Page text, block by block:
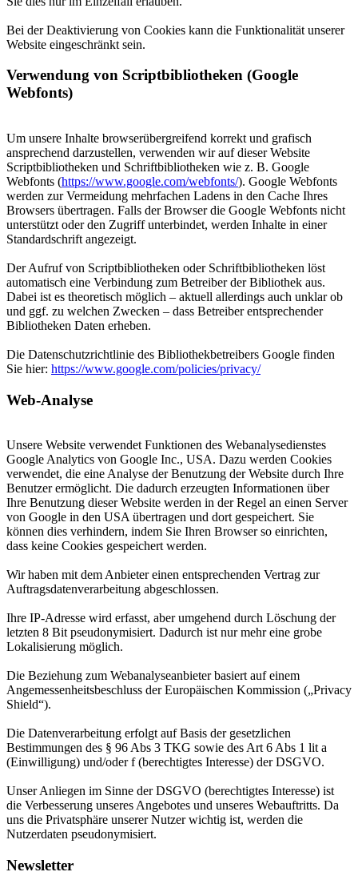
Bei der Deaktivierung von Cookies kann die Funktionalität unserer
Website eingeschränkt sein.
Verwendung von Scriptbibliotheken (Google
Webfonts)
Um unsere Inhalte browserübergreifend korrekt und grafisch
ansprechend darzustellen, verwenden wir auf dieser Website
Scriptbibliotheken und Schriftbibliotheken wie z. B. Google
Webfonts (https://www.google.com/webfonts/). Google Webfonts
werden zur Vermeidung mehrfachen Ladens in den Cache Ihres
Browsers übertragen. Falls der Browser die Google Webfonts nicht
unterstützt oder den Zugriff unterbindet, werden Inhalte in einer
Standardschrift angezeigt.
Der Aufruf von Scriptbibliotheken oder Schriftbibliotheken löst
automatisch eine Verbindung zum Betreiber der Bibliothek aus.
Dabei ist es theoretisch möglich – aktuell allerdings auch unklar ob
und ggf. zu welchen Zwecken – dass Betreiber entsprechender
Bibliotheken Daten erheben.
Die Datenschutzrichtlinie des Bibliothekbetreibers Google finden
Sie hier: https://www.google.com/policies/privacy/
Web-Analyse
Unsere Website verwendet Funktionen des Webanalysedienstes
Google Analytics von Google Inc., USA. Dazu werden Cookies
verwendet, die eine Analyse der Benutzung der Website durch Ihre
Benutzer ermöglicht. Die dadurch erzeugten Informationen über
Ihre Benutzung dieser Website werden in der Regel an einen Server
von Google in den USA übertragen und dort gespeichert. Sie
können dies verhindern, indem Sie Ihren Browser so einrichten,
dass keine Cookies gespeichert werden.
Wir haben mit dem Anbieter einen entsprechenden Vertrag zur
Auftragsdatenverarbeitung abgeschlossen.
Ihre IP-Adresse wird erfasst, aber umgehend durch Löschung der
letzten 8 Bit pseudonymisiert. Dadurch ist nur mehr eine grobe
Lokalisierung möglich.
Die Beziehung zum Webanalyseanbieter basiert auf einem
Angemessenheitsbeschluss der Europäischen Kommission („Privacy
Shield“).
Die Datenverarbeitung erfolgt auf Basis der gesetzlichen
Bestimmungen des § 96 Abs 3 TKG sowie des Art 6 Abs 1 lit a
(Einwilligung) und/oder f (berechtigtes Interesse) der DSGVO.
Unser Anliegen im Sinne der DSGVO (berechtigtes Interesse) ist
die Verbesserung unseres Angebotes und unseres Webauftritts. Da
uns die Privatsphäre unserer Nutzer wichtig ist, werden die
Nutzerdaten pseudonymisiert.
Newsletter